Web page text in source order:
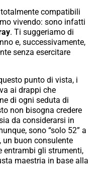
compatibili
vivendo: sono infatti
. Ti suggeriamo di
e, successivamente,
senza esercitare
punto di vista, i
ai drappi che
di ogni seduta di
non bisogna credere
da considerarsi in
sono “solo 52” a
buon consulente
entrambi gli strumenti,
maestria in base alla